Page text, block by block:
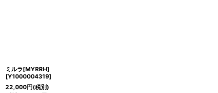
ミルラ[MYRRH]
[Y1000004319]
22,000円(税別)